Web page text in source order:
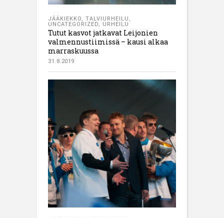
JÄÄKIEKKO, TALVIURHEILU ,
UNCATEGORIZED, URHEILU
Tutut kasvot jatkavat Leijonien
valmennustiimissä – kausi alkaa
marraskuussa
31.8.2019